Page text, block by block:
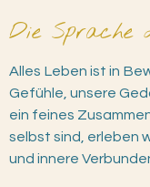
Die Sprache
Alles Leben ist in
Gefühle, unsere
ein feines
selbst sind, erleben
und innere